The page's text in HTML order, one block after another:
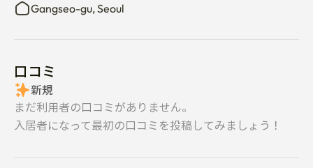
Gangseo-gu, Seoul
口コミ
新規
まだ利用者の口コミがありません。
入居者になって最初の口コミを投稿してみましょう！